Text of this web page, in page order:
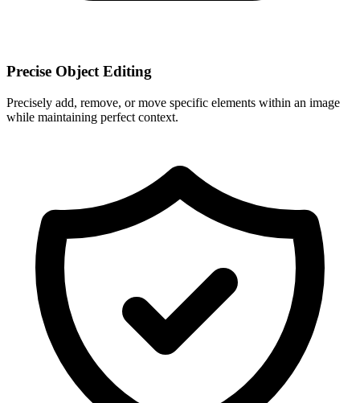
Precise Object Editing
Precisely add, remove, or move specific elements within an image
while maintaining perfect context.